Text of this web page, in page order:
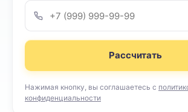
Рассчитать
Нажимая кнопку, вы соглашаетесь с
конфиденциальности